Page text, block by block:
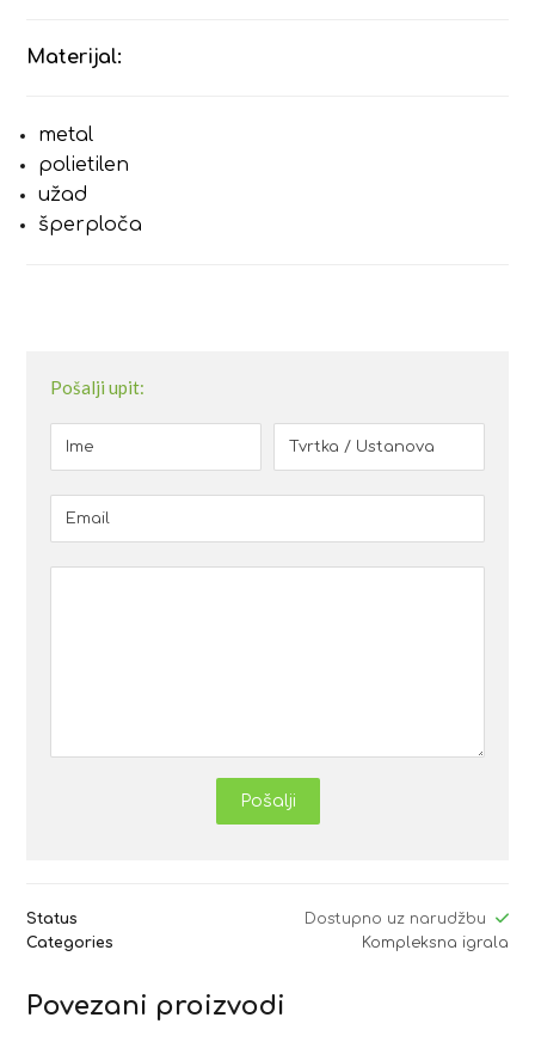
Materijal:
metal
polietilen
užad
šperploča
Pošalji upit:
Pošalji
Status
Dostupno uz narudžbu
Categories
Kompleksna igrala
Povezani proizvodi